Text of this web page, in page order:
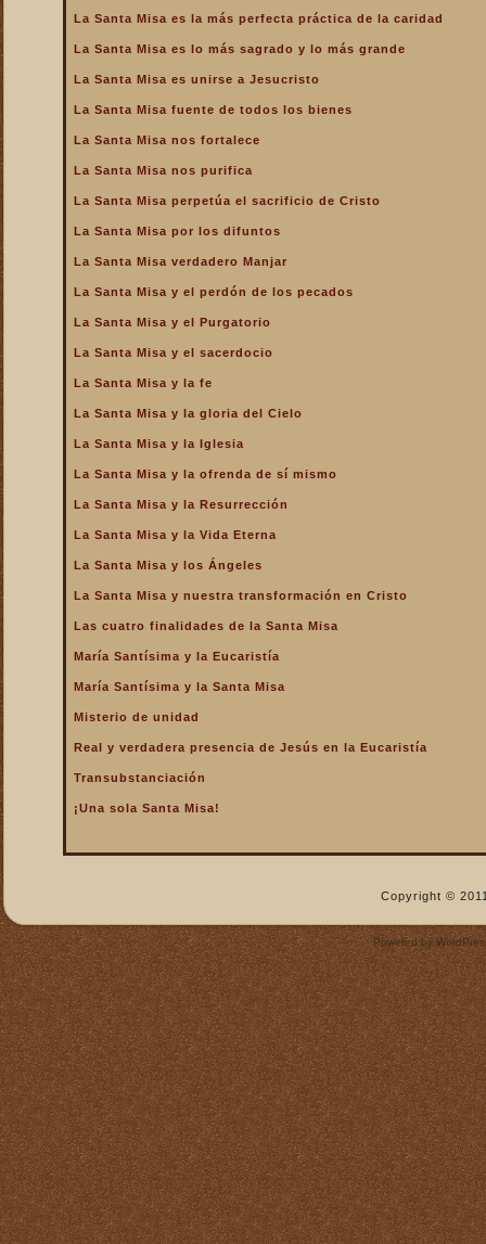
perfecta oración
La Santa Misa es la más
caridad
La Santa Misa es lo más
sagrado y lo más grande
La Santa Misa es medicina
La Santa Misa es unirse a
La Santa Misa escuela de
todos los bienes
La Santa Misa le da la
a cargar nuestra cruz
La Santa Misa nos fortalece
La Santa Misa nos libra del
infierno y nos da la
La Santa Misa nos purifica
sacrificio de Cristo
La Santa Misa por los
descanso
La Santa Misa verdadero
sobre la tierra
La Santa Misa y el Espíritu
Santo
La Santa Misa y el Martirio
La Santa Misa y el perdón
de los pecados
La Santa Misa y el
Purgatorio
La Santa Misa y el Reino
de Dios
La Santa Misa y el
sacerdocio
La Santa Misa y la cruz
La Santa Misa es la más perfecta práctica de la caridad
La Santa Misa es lo más sagrado y lo más grande
La Santa Misa es unirse a Jesucristo
La Santa Misa fuente de todos los bienes
La Santa Misa nos fortalece
La Santa Misa nos purifica
La Santa Misa perpetúa el sacrificio de Cristo
La Santa Misa por los difuntos
La Santa Misa verdadero Manjar
La Santa Misa y el perdón de los pecados
La Santa Misa y el Purgatorio
La Santa Misa y el sacerdocio
La Santa Misa y la fe
La Santa Misa y la gloria del Cielo
La Santa Misa y la Iglesia
La Santa Misa y la ofrenda de sí mismo
La Santa Misa y la Resurrección
La Santa Misa y la Vida Eterna
La Santa Misa y los Ángeles
La Santa Misa y nuestra transformación en Cristo
Las cuatro finalidades de la Santa Misa
María Santísima y la Eucaristía
María Santísima y la Santa Misa
Misterio de unidad
Real y verdadera presencia de Jesús en la Eucaristía
Transubstanciación
¡Una sola Santa Misa!
Copyright ©
Powered by